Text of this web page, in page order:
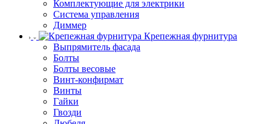
Комплектующие для электрики
Система управления
Диммер
Крепежная фурнитура
Выпрямитель фасада
Болты
Болты весовые
Винт-конфирмат
Винты
Гайки
Гвозди